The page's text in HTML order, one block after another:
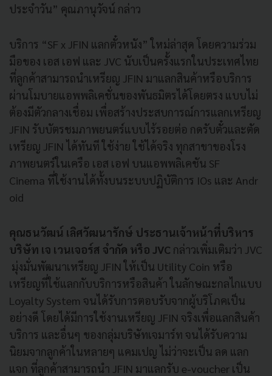
ประจำวัน” คุณภานุวัจน์ กล่าว
บริการ “SF x JFIN แลกตั๋วหนัง” ใหม่ล่าสุด โดยความร่วม
มือของ เอส เอฟ และ JVC นับเป็นครั้งแรกในประเทศไทย
ที่ลูกค้าสามารถนำเหรียญ JFIN มาแลกสินค้าหรือบริการ
ผ่านโมบายแอพพลิเคชั่นของพันธมิตรได้โดยตรง แบบไม่
ต้องมีตัวกลางเชื่อม เพื่อสร้างประสบการณ์การแลกเหรียญ
JFIN รับบัตรชมภาพยนตร์แบบไร้รอยต่อ กดรับตั๋วและตัด
เหรียญ JFIN ได้ทันที ใช้ง่าย ใช้ได้จริง ทุกสาขาของโรง
ภาพยนตร์ในเครือ เอส เอฟ บนแอพพลิเคชัน SF
Cinema ที่ใช้งานได้ทั้งบนระบบปฏิบัติการ IOs และ Andr
oid
คุณธนวัฒน์ เลิศวัฒนารักษ์ ประธานเจ้าหน้าที่บริหาร
บริษัท เจ เวนเจอร์ส จำกัด หรือ JVC กล่าวเพิ่มเติมว่า JVC
มุ่งมั่นพัฒนาเหรียญ JFINให้เป็น Utility Coin หรือ
เหรียญที่ใช้แลกกับบริการหรือสินค้า ในลักษณะกลไกแบบ
Loyalty System จนได้รับการตอบรับจากผู้บริโภคเป็น
อย่างดี โดยได้มีการใช้งานเหรียญ JFIN จริงเพื่อแลกสินค้า
บริการ และอื่นๆ ของกลุ่มบริษัทเจมาร์ท จนได้รับความ
นิยมจากลูกค้าในหลายๆ แคมเปญ ไม่ว่าจะเป็น ลด แลก
แจก ที่ลูกค้าสามารถนำ JFIN มาแลกรับ e-voucher เป็น